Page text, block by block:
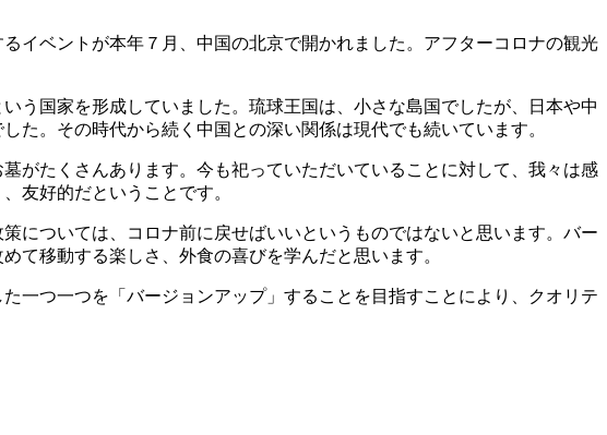
ベントが本年７月、中国の北京で開かれました。アフターコロナの観光
う国家を形成していました。琉球王国は、小さな島国でしたが、日本や中
た。その時代から続く中国との深い関係は現代でも続いています。
がたくさんあります。今も祀っていただいていることに対して、我々は感
友好的だということです。
については、コロナ前に戻せばいいというものではないと思います。バー
て移動する楽しさ、外食の喜びを学んだと思います。
一つ一つを「バージョンアップ」することを目指すことにより、クオリテ